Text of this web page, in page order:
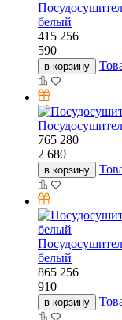
белый
415 256
590
в корзину
765 280
2 680
в корзину
белый
865 256
910
в корзину